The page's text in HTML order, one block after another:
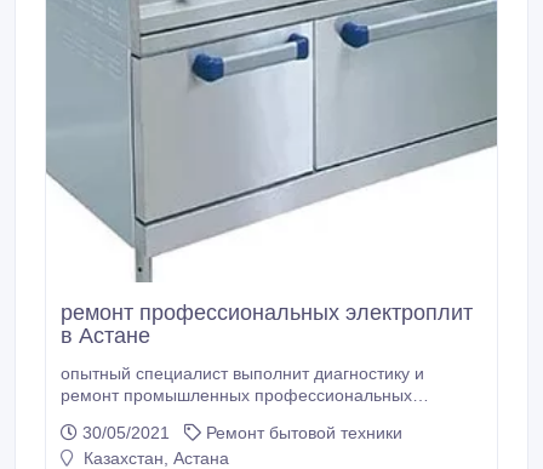
ремонт профессиональных электроплит
в Астане
опытный специалист выполнит диагностику и
ремонт промышленных профессиональных
выезд и диагностика, гарантия. Звоните!.
30/05/2021
Ремонт бытовой техники
Казахстан, Астана